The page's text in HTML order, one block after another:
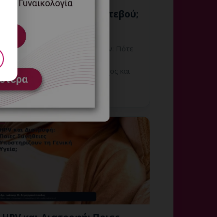
Χρειάζεται Άμεσο Ραντεβού;
8 Αυγούστου, 2026
Κονδυλώματα που Αιμορραγούν: Πότε
Χρειάζεται Άμεσο Ραντεβού;
Εξειδικευμένη ενημέρωση, έλεγχος και
εξατομικευμένη γυναικολογική
καθοδήγηση στη Γλυφάδα.